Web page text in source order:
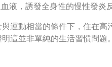
液，誘發全身性的慢性發
運動相當的條件下，住在
這並非單純的生活習慣問題。